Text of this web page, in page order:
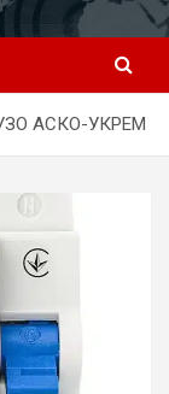
УЗО АСКО-УКРЕМ